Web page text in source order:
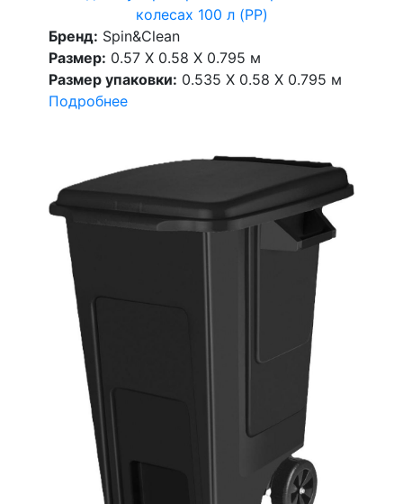
колесах 100 л (PP)
Бренд: Spin&Clean
Размер: 0.57 X 0.58 X 0.795 м
Размер упаковки: 0.535 X 0.58 X 0.795 м
Подробнее